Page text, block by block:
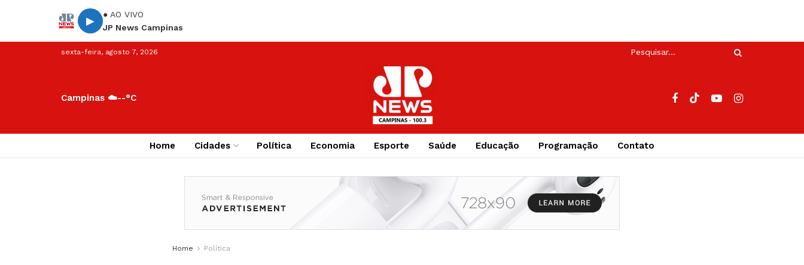
▶
● AO VIVO
JP News Campinas
sexta-feira, agosto 7, 2026
Campinas ☁️--°C
Home Cidades Política Economia Esporte Saúde Educação Programação Contato
Home Política